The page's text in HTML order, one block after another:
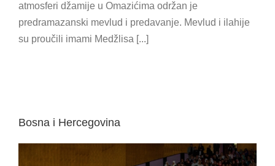
atmosferi džamije u Omazićima održan je
predramazanski mevlud i predavanje. Mevlud i ilahije
su proučili imami Medžlisa [...]
Bosna i Hercegovina